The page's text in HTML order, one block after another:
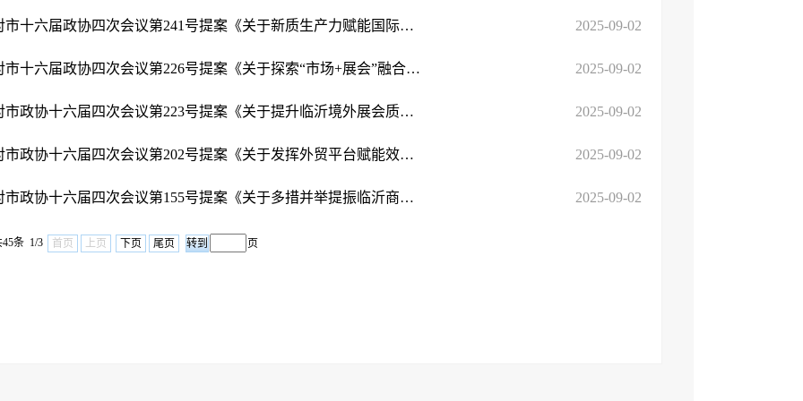
对市十六届政协四次会议第241号提案《关于新质生产力赋能国际商城创新发... 2025-09-02
对市十六届政协四次会议第226号提案《关于探索“市场+展会”融合路径的 ... 2025-09-02
对市政协十六届四次会议第223号提案《关于提升临沂境外展会质量的建议》... 2025-09-02
对市政协十六届四次会议第202号提案《关于发挥外贸平台赋能效应助力外贸... 2025-09-02
对市政协十六届四次会议第155号提案《关于多措并举提振临沂商贸业的建议... 2025-09-02
45条 1/3 首页 上页 下页 尾页 页